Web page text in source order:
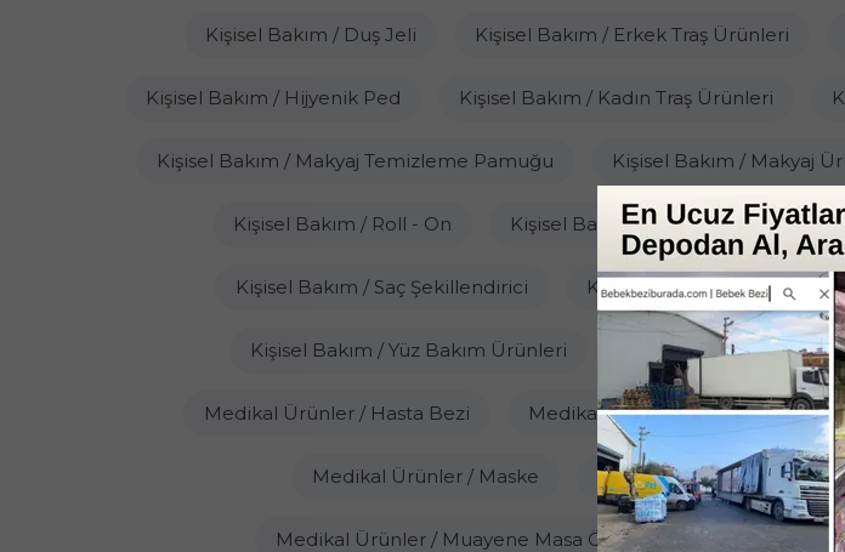
Kişisel Bakım / Duş Jeli Kişisel Bakım / Erkek Traş Ürünleri
Kişisel Bakım / Hijyenik Ped Kişisel Bakım / Kadın Traş Ürünleri
Kişisel Bakım / Makyaj Temizleme Pamuğu Kişisel Bakım / Makyaj
Kişisel Bakım / Roll - On Kişisel Bakım / Sabun Kişisel
Kişisel Bakım / Saç Şekillendirici Kişisel Bakım / Saç Toniği
Kişisel Bakım / Yüz Bakım Ürünleri Mama Hazırlayıcılar /
Medikal Ürünler / Hasta Bezi Medikal Ürünler / Islak Vücut
Medikal Ürünler / Maske Medikal Ürünler / Mesane
Medikal Ürünler / Muayene Masa Örtüsü Medikal